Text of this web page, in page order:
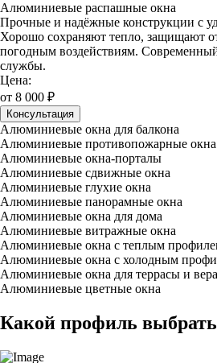
Алюминиевые распашные окна
Прочные и надёжные конструкции с
Хорошо сохраняют тепло, защищают
погодным воздействиям.
службы.
Цена:
от 8 000 ₽
Консультация
Алюминиевые окна для балкона
Алюминиевые противопожарные окна
Алюминиевые окна-порталы
Алюминиевые сдвижные окна
Алюминиевые глухие окна
Алюминиевые панорамные окна
Алюминиевые окна для дома
Алюминиевые витражные окна
Алюминиевые окна с теплым
Алюминиевые окна с холодным
Алюминиевые окна для террасы и
Алюминиевые цветные окна
Какой профиль выбрать